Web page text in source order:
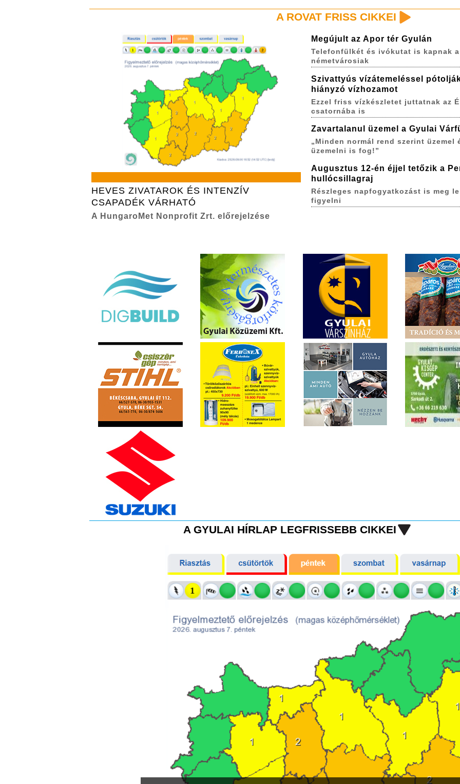
A ROVAT FRISS CIKKEI
HEVES ZIVATAROK ÉS INTENZÍV
CSAPADÉK VÁRHATÓ
A HungaroMet Nonprofit Zrt. előrejelzése
Megújult az Apor tér Gyulán
Telefonfülkét és ivókutat is kapnak a
németvárosiak
Szivattyús vízátemeléssel
hiányzó vízhozamot
Ezzel friss vízkészletet juttatnak az
csatornába is
Zavartalanul üzemel a Gyulai
„Minden normál rend szerint üzemel
üzemelni is fog!”
Augusztus 12-én éjjel tetőzik a
hullócsillagraj
Részleges napfogyatkozást is meg
figyelni
A GYULAI HÍRLAP LEGFRISSEBB CIKKEI